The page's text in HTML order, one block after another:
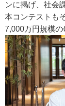
ンに掲げ、社会
本コンテストも
7,000万円規模の